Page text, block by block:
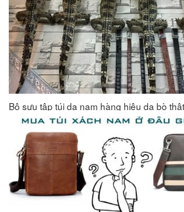
Bộ sưu tập túi da nam hàng hiệu da bò thật